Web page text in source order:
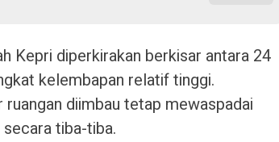
Kepri diperkirakan berkisar antara 24
kelembapan relatif tinggi.
diimbau tetap mewaspadai
tiba-tiba.